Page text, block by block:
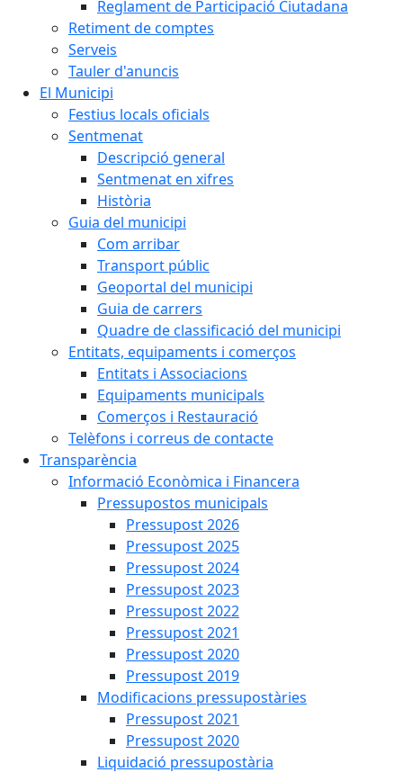
Reglament de Participació Ciutadana
Retiment de comptes
Serveis
Tauler d'anuncis
El Municipi
Festius locals oficials
Sentmenat
Descripció general
Sentmenat en xifres
Història
Guia del municipi
Com arribar
Transport públic
Geoportal del municipi
Guia de carrers
Quadre de classificació del municipi
Entitats, equipaments i comerços
Entitats i Associacions
Equipaments municipals
Comerços i Restauració
Telèfons i correus de contacte
Transparència
Informació Econòmica i Financera
Pressupostos municipals
Pressupost 2026
Pressupost 2025
Pressupost 2024
Pressupost 2023
Pressupost 2022
Pressupost 2021
Pressupost 2020
Pressupost 2019
Modificacions pressupostàries
Pressupost 2021
Pressupost 2020
Liquidació pressupostària